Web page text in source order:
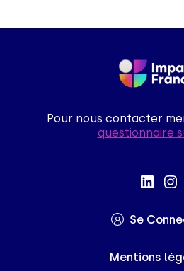
Pour nous contacter
questionnaire
Se
Mentions